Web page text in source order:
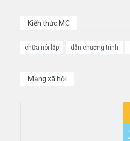
Kiến thức MC
chữa nói lắp dẫn chương trình
Mạng xã hội